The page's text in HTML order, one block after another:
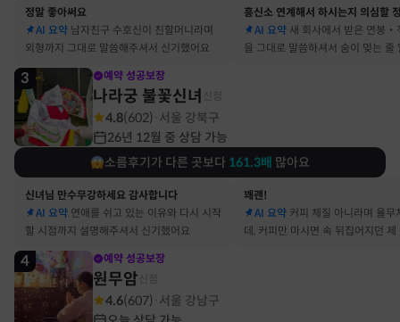
정말 좋아써요
AI 요약 남자친구 수호신이 친할머니라며
외형까지 그대로 말씀해주셔서 신기했어요
AI 요약 새 회사에서 받은 연봉‧
을 그대로 말씀하셔서 숨이 멎는 줄
3 예약 성공보장
나라궁 불꽃신녀
4.8(602) 서울 강북구
26년 12월 중 상담 가능
소름후기가 다른 곳보다 161.3배 많아요
신녀님 만수무강하세요 감사합니다
AI 요약 연애를 쉬고 있는 이유와 다시 시작
할 시점까지 설명해주셔서 신기했어요
꽤괜!
AI 요약 커피 체질 아니라며 율무
데, 커피만 마시면 속 뒤집어지던 제
4 예약 성공보장
원무암
4.6(607) 서울 강남구